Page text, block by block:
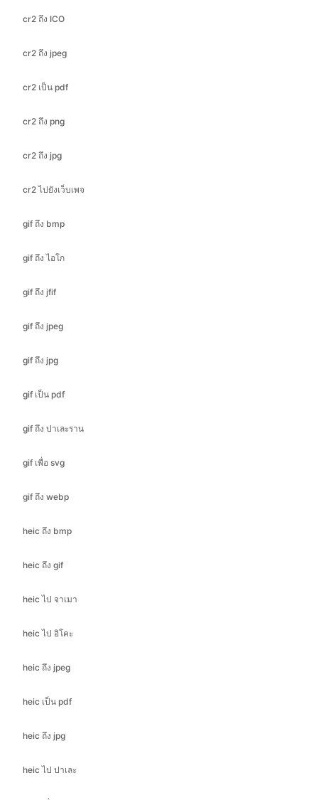
cr2 ถึง png
cr2 ถึง jpg
cr2 ไปยังเว็บเพจ
gif ถึง bmp
gif ถึง jfif
gif ถึง jpeg
gif ถึง jpg
gif เป็น pdf
gif ถึง ปาเละราน
gif เพื่อ svg
gif ถึง webp
heic ถึง bmp
heic ถึง gif
heic ไป จาเมา
heic ไป อิโคะ
heic ถึง jpg
heic ไป ปาเละ
heic เพื่อ svg